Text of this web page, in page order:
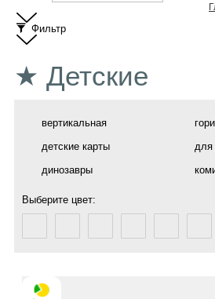
Фильтр
★ Детские
вертикальная
детские карты
для
динозавры
Выберите цвет: